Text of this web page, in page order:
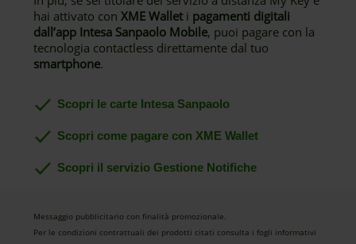
hai attivato conXME Walleti pagamenti digitali
dall’app Intesa Sanpaolo Mobile, puoi pagare con la
tecnologia contactless direttamente dal tuo
smartphone.
Scopri le carte Intesa Sanpaolo
Scopri come pagare con XME Wallet
Scopri il servizio Gestione Notifiche
Messaggio pubblicitario con finalità promozionale.
Per le condizioni contrattuali dei prodotti citati consulta i fogli informativi